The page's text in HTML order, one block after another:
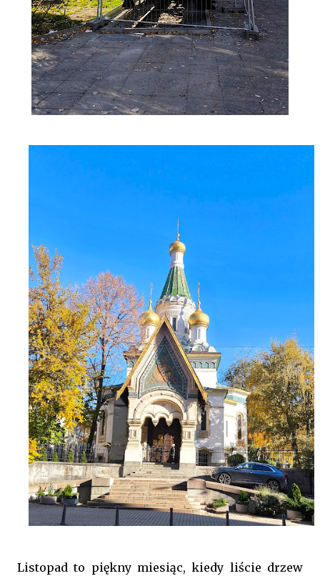
Listopad to piękny miesiąc, kiedy liście drzew